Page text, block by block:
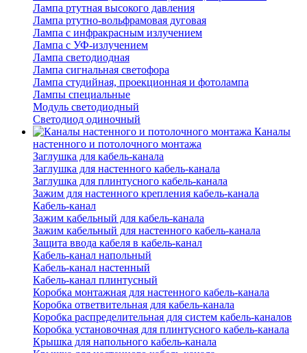
Лампа ртутная высокого давления
Лампа ртутно-вольфрамовая дуговая
Лампа с инфракрасным излучением
Лампа с УФ-излучением
Лампа светодиодная
Лампа сигнальная светофора
Лампа студийная, проекционная и фотолампа
Лампы специальные
Модуль светодиодный
Светодиод одиночный
Каналы
настенного и потолочного монтажа
Заглушка для кабель-канала
Заглушка для настенного кабель-канала
Заглушка для плинтусного кабель-канала
Зажим для настенного крепления кабель-канала
Кабель-канал
Зажим кабельный для кабель-канала
Зажим кабельный для настенного кабель-канала
Защита ввода кабеля в кабель-канал
Кабель-канал напольный
Кабель-канал настенный
Кабель-канал плинтусный
Коробка монтажная для настенного кабель-канала
Коробка ответвительная для кабель-канала
Коробка распределительная для систем кабель-каналов
Коробка установочная для плинтусного кабель-канала
Крышка для напольного кабель-канала